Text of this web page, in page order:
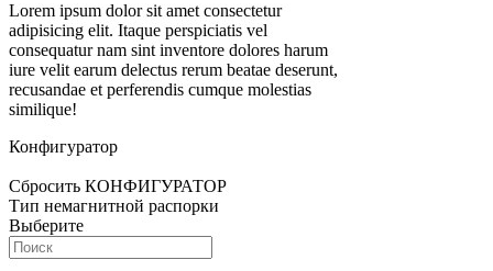
Lorem ipsum dolor sit amet consectetur
adipisicing elit. Itaque perspiciatis vel
consequatur nam sint inventore dolores harum
iure velit earum delectus rerum beatae deserunt,
recusandae et perferendis cumque molestias
similique!
Конфигуратор
Сбросить КОНФИГУРАТОР
Тип немагнитной распорки
Выберите